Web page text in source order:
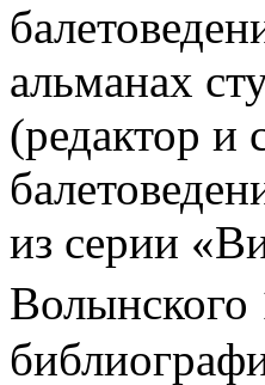
альманах
(редактор и
из серии
Волынского